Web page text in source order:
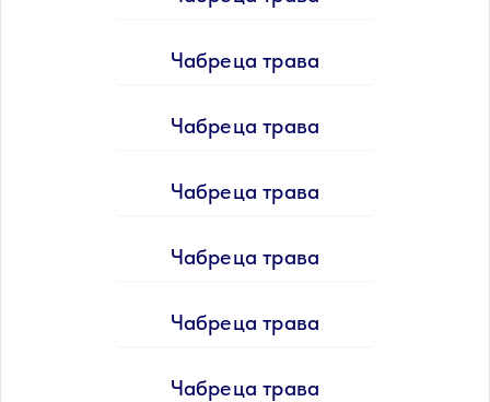
Чабреца трава
Чабреца трава
Чабреца трава
Чабреца трава
Чабреца трава
Чабреца трава